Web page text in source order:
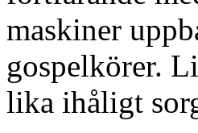
maskiner
gospelkörer.
lika ihåligt